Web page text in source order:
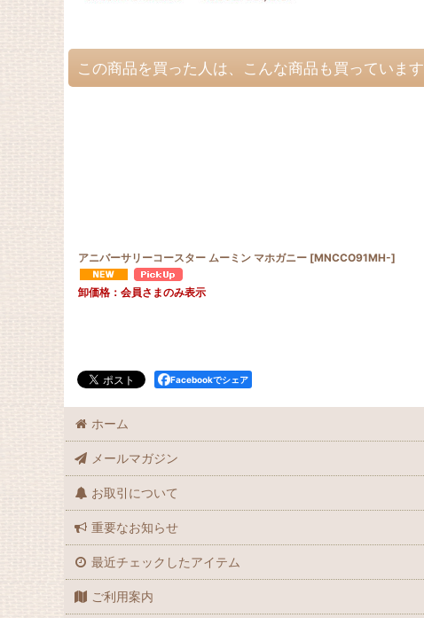
この商品を買った人は、こんな商品も買っています
アニバーサリーコースター ムーミン マホガニー [MNCCO91MH-]
卸価格：会員さまのみ表示
Facebookでシェア
ホーム
メールマガジン
お取引について
重要なお知らせ
最近チェックしたアイテム
ご利用案内